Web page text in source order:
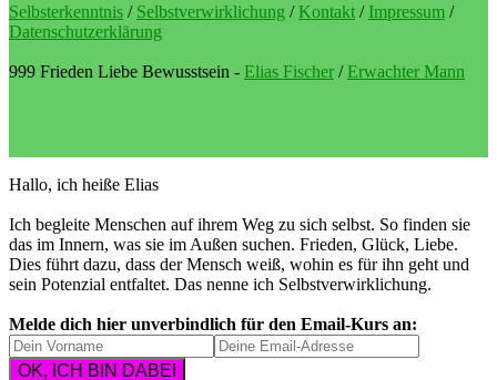
Selbsterkenntnis / Selbstverwirklichung /Kontakt / Impressum /
Datenschutzerklärung
999 Frieden Liebe Bewusstsein - Elias Fischer /Erwachter Mann
Hallo, ich heiße Elias
Ich begleite Menschen auf ihrem Weg zu sich selbst. So finden sie
das im Innern, was sie im Außen suchen. Frieden, Glück, Liebe.
Dies führt dazu, dass der Mensch weiß, wohin es für ihn geht und
sein Potenzial entfaltet. Das nenne ich Selbstverwirklichung.
Melde dich hier unverbindlich für den Email-Kurs an: